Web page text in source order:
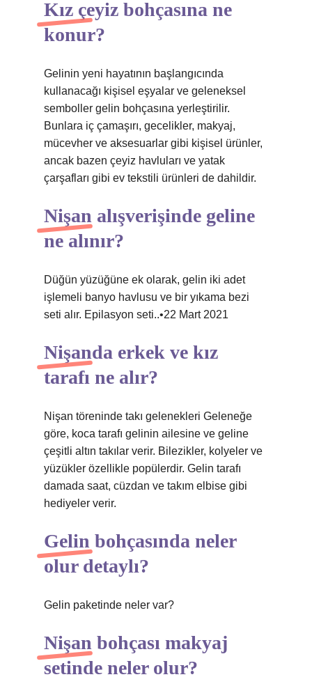
Kız çeyiz bohçasına ne
konur?
Gelinin yeni hayatının başlangıcında
kullanacağı kişisel eşyalar ve geleneksel
semboller gelin bohçasına yerleştirilir.
Bunlara iç çamaşırı, gecelikler, makyaj,
mücevher ve aksesuarlar gibi kişisel ürünler,
ancak bazen çeyiz havluları ve yatak
çarşafları gibi ev tekstili ürünleri de dahildir.
Nişan alışverişinde geline
ne alınır?
Düğün yüzüğüne ek olarak, gelin iki adet
işlemeli banyo havlusu ve bir yıkama bezi
seti alır. Epilasyon seti..•22 Mart 2021
Nişanda erkek ve kız
tarafı ne alır?
Nişan töreninde takı gelenekleri Geleneğe
göre, koca tarafı gelinin ailesine ve geline
çeşitli altın takılar verir. Bilezikler, kolyeler ve
yüzükler özellikle popülerdir. Gelin tarafı
damada saat, cüzdan ve takım elbise gibi
hediyeler verir.
Gelin bohçasında neler
olur detaylı?
Gelin paketinde neler var?
Nişan bohçası makyaj
setinde neler olur?